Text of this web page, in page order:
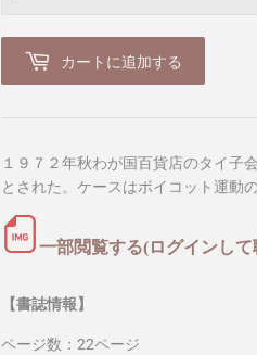
カートに追加する
１９７２年秋わが国百貨店のタイ子
とされた。ケースはボイコット運動
一部閲覧する(ログインし
【書誌情報】
ページ数：22ページ